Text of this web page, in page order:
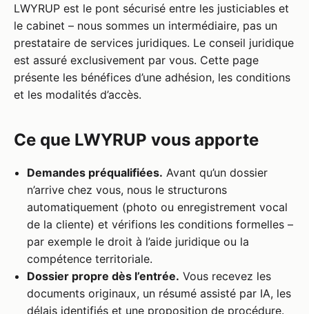
LWYRUP est le pont sécurisé entre les justiciables et
le cabinet – nous sommes un intermédiaire, pas un
prestataire de services juridiques. Le conseil juridique
est assuré exclusivement par vous. Cette page
présente les bénéfices d’une adhésion, les conditions
et les modalités d’accès.
Ce que LWYRUP vous apporte
Demandes préqualifiées. Avant qu’un dossier
n’arrive chez vous, nous le structurons
automatiquement (photo ou enregistrement vocal
de la cliente) et vérifions les conditions formelles –
par exemple le droit à l’aide juridique ou la
compétence territoriale.
Dossier propre dès l’entrée. Vous recevez les
documents originaux, un résumé assisté par IA, les
délais identifiés et une proposition de procédure.